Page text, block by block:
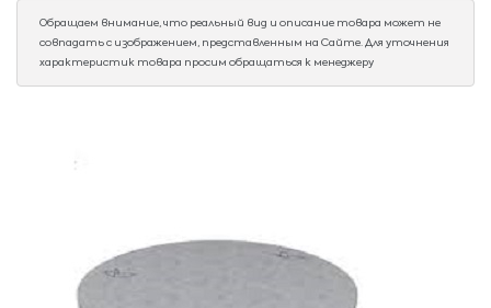
Обращаем внимание, что реальный вид и описание товара может не
совпадать с изображением, представленным на Сайте. Для уточнения
характеристик товара просим обращаться к менеджеру